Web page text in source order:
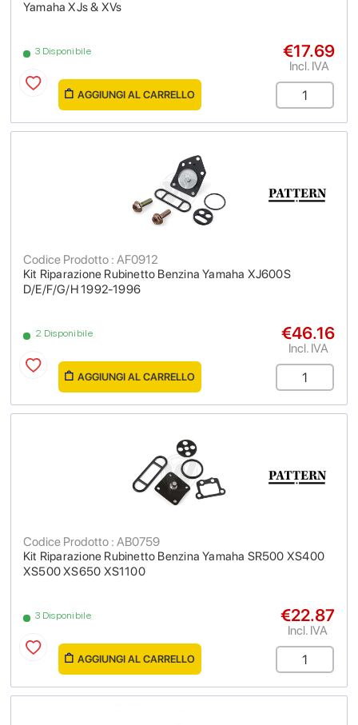
Yamaha XJs & XVs
3 Disponibile €17.69
Incl. IVA
AGGIUNGI AL CARRELLO
Kit Riparazione Rubinetto Benzina Yamaha XJ600S
D/E/F/G/H 1992-1996
Codice Prodotto : AF0912
2 Disponibile €46.16
Incl. IVA
AGGIUNGI AL CARRELLO
Kit Riparazione Rubinetto Benzina Yamaha SR500 XS400
XS500 XS650 XS1100
Codice Prodotto : AB0759
3 Disponibile €22.87
Incl. IVA
AGGIUNGI AL CARRELLO